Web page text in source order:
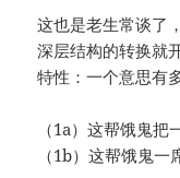
这也是老生常谈了
深层结构的转换就
特性：一个意思有
（1a）这帮饿鬼
（1b）这帮饿鬼